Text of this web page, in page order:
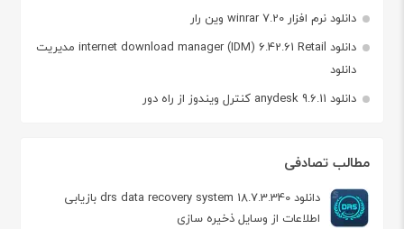
دانلود نرم افزار winrar 7.20 وین رار
دانلود internet download manager (IDM) 6.42.61 Retail مدیریت
دانلود
دانلود anydesk 9.6.11 کنترل ویندوز از راه دور
مطالب تصادفی
دانلود drs data recovery system 18.7.3.340 بازیابی
اطلاعات از وسایل ذخیره سازی